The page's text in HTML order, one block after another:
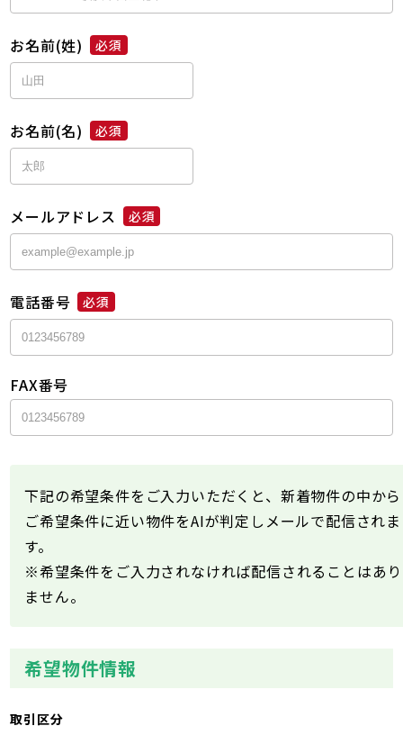
お名前(姓) 必須
お名前(名) 必須
メールアドレス 必須
電話番号 必須
FAX番号
下記の希望条件をご入力いただくと、新着物件の中から
ご希望条件に近い物件をAIが判定しメールで配信されま
す。
※希望条件をご入力されなければ配信されることはあり
ません。
希望物件情報
取引区分